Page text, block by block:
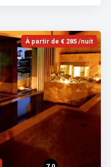
À partir de € 285 /nuit